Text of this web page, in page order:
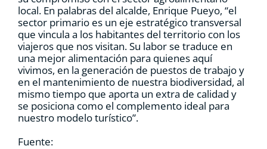
local. En palabras del alcalde, Enrique Pueyo, “el
sector primario es un eje estratégico transversal
que vincula a los habitantes del territorio con los
viajeros que nos visitan. Su labor se traduce en
una mejor alimentación para quienes aquí
vivimos, en la generación de puestos de trabajo y
en el mantenimiento de nuestra biodiversidad, al
mismo tiempo que aporta un extra de calidad y
se posiciona como el complemento ideal para
nuestro modelo turístico”.
Fuente: